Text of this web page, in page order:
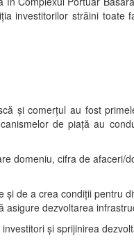
investitorilor străini toate
şi comerţul au fost
de piaţă au
domeniu, cifra de afaceri/
de a crea condiţii pentru
asigure dezvoltarea
şi sprijinirea